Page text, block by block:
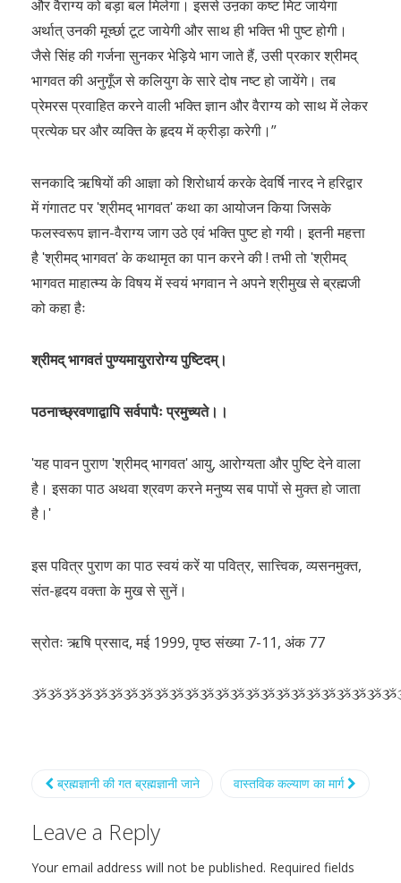
और वैराग्य को बड़ा बल मिलेगा। इससे उऩका कष्ट मिट जायेगा
अर्थात् उनकी मूर्च्छा टूट जायेगी और साथ ही भक्ति भी पुष्ट होगी।
जैसे सिंह की गर्जना सुनकर भेड़िये भाग जाते हैं, उसी प्रकार श्रीमद्
भागवत की अनुगूँज से कलियुग के सारे दोष नष्ट हो जायेंगे। तब
प्रेमरस प्रवाहित करने वाली भक्ति ज्ञान और वैराग्य को साथ में लेकर
प्रत्येक घर और व्यक्ति के हृदय में क्रीड़ा करेगी।”
सनकादि ऋषियों की आज्ञा को शिरोधार्य करके देवर्षि नारद ने हरिद्वार
में गंगातट पर ʹश्रीमद् भागवतʹ कथा का आयोजन किया जिसके
फलस्वरूप ज्ञान-वैराग्य जाग उठे एवं भक्ति पुष्ट हो गयी। इतनी महत्ता
है ʹश्रीमद् भागवतʹ के कथामृत का पान करने की ! तभी तो ʹश्रीमद्
भागवत माहात्म्य के विषय में स्वयं भगवान ने अपने श्रीमुख से ब्रह्मजी
को कहा हैः
श्रीमद् भागवतं पुण्यमायुरारोग्य पुष्टिदम्।
पठनाच्छ्रवणाद्वापि सर्वपापैः प्रमुच्यते।।
ʹयह पावन पुराण ʹश्रीमद् भागवतʹ आयु, आरोग्यता और पुष्टि देने वाला
है। इसका पाठ अथवा श्रवण करने मनुष्य सब पापों से मुक्त हो जाता
है।ʹ
इस पवित्र पुराण का पाठ स्वयं करें या पवित्र, सात्त्विक, व्यसनमुक्त,
संत-हृदय वक्ता के मुख से सुनें।
स्रोतः ऋषि प्रसाद, मई 1999, पृष्ठ संख्या 7-11, अंक 77
ब्रह्मज्ञानी की गत ब्रह्मज्ञानी जाने वास्तविक कल्याण का मार्ग
Leave a Reply
Your email address will not be published. Required fields